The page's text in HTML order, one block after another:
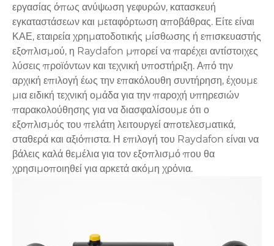
εργασίας όπως ανύψωση γεφυρών, κατασκευή
εγκαταστάσεων και μεταφόρτωση αποβάθρας. Είτε είναι
ΚΑΕ, εταιρεία χρηματοδοτικής μίσθωσης ή επισκευαστής
εξοπλισμού, η Raydafon μπορεί να παρέχει αντίστοιχες
λύσεις προϊόντων και τεχνική υποστήριξη. Από την
αρχική επιλογή έως την επακόλουθη συντήρηση, έχουμε
μια ειδική τεχνική ομάδα για την παροχή υπηρεσιών
παρακολούθησης για να διασφαλίσουμε ότι ο
εξοπλισμός του πελάτη λειτουργεί αποτελεσματικά,
σταθερά και αξιόπιστα. Η επιλογή του Raydafon είναι να
βάλεις καλά θεμέλια για τον εξοπλισμό που θα
χρησιμοποιηθεί για αρκετά ακόμη χρόνια.